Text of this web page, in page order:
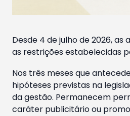
Desde 4 de julho de 2026,
as restrições estabelecidas
Nos três meses que
hipóteses previstas na
da gestão. Permanecem
caráter publicitário ou